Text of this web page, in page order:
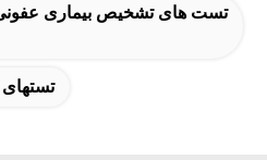
تست های تشخیص بیماری